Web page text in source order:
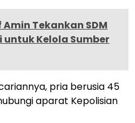
Amin Tekankan SDM
Kelola Sumber
pria berusia 45
aparat Kepolisian